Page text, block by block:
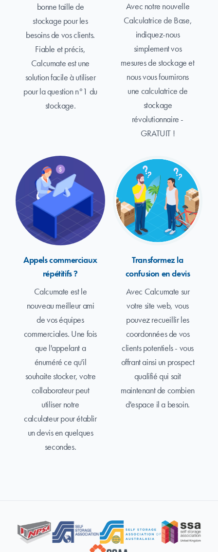
bonne taille de
stockage pour les
besoins de vos clients.
Fiable et précis,
Calcumate est une
solution facile à utiliser
pour la question n°1 du
stockage.
Avec notre nouvelle
Calculatrice de Base,
indiquez-nous
simplement vos
mesures de stockage et
nous vous fournirons
une calculatrice de
stockage
révolutionnaire -
GRATUIT !
Appels commerciaux
répétitifs ?
Calcumate est le
nouveau meilleur ami
de vos équipes
commerciales. Une fois
que l'appelant a
énuméré ce qu'il
souhaite stocker, votre
collaborateur peut
utiliser notre
calculateur pour établir
un devis en quelques
secondes.
Transformez la
confusion en devis
Avec Calcumate sur
votre site web, vous
pouvez recueillir les
coordonnées de vos
clients potentiels - vous
offrant ainsi un prospect
qualifié qui sait
maintenant de combien
d'espace il a besoin.